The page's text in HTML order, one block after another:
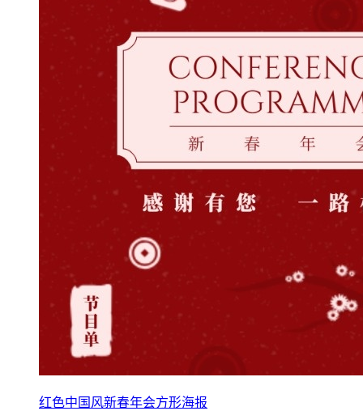
红色中国风新春年会方形海报